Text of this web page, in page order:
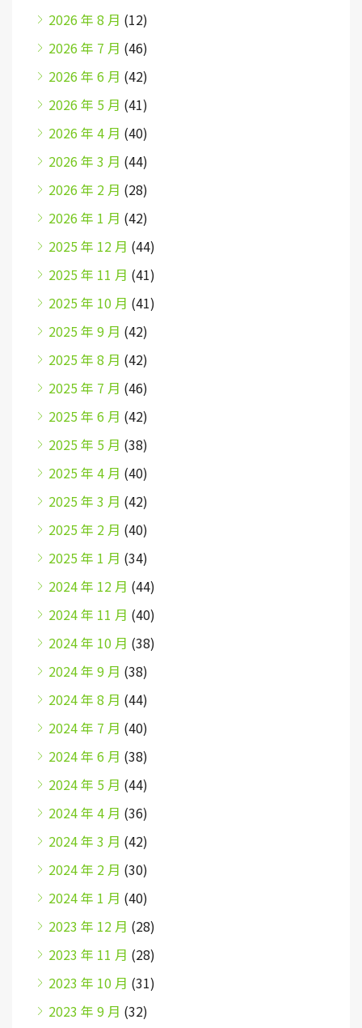
2026 年 8 月 (12)
2026 年 7 月 (46)
2026 年 6 月 (42)
2026 年 5 月 (41)
2026 年 4 月 (40)
2026 年 3 月 (44)
2026 年 2 月 (28)
2026 年 1 月 (42)
2025 年 12 月 (44)
2025 年 11 月 (41)
2025 年 10 月 (41)
2025 年 9 月 (42)
2025 年 8 月 (42)
2025 年 7 月 (46)
2025 年 6 月 (42)
2025 年 5 月 (38)
2025 年 4 月 (40)
2025 年 3 月 (42)
2025 年 2 月 (40)
2025 年 1 月 (34)
2024 年 12 月 (44)
2024 年 11 月 (40)
2024 年 10 月 (38)
2024 年 9 月 (38)
2024 年 8 月 (44)
2024 年 7 月 (40)
2024 年 6 月 (38)
2024 年 5 月 (44)
2024 年 4 月 (36)
2024 年 3 月 (42)
2024 年 2 月 (30)
2024 年 1 月 (40)
2023 年 12 月 (28)
2023 年 11 月 (28)
2023 年 10 月 (31)
2023 年 9 月 (32)